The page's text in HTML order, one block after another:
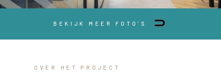
BEKIJK MEER FOTO’S
OVER HET PROJECT